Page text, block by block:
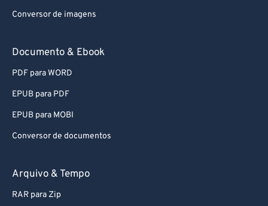
Conversor de imagens
Documento & Ebook
PDF para WORD
EPUB para PDF
EPUB para MOBI
Conversor de documentos
Arquivo & Tempo
RAR para Zip